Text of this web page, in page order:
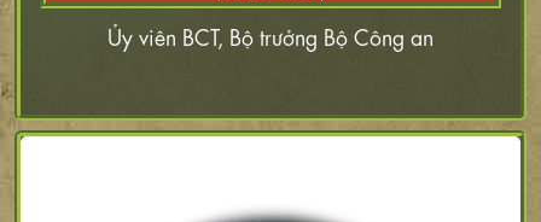
Ủy viên BCT, Bộ trưởng Bộ Công an